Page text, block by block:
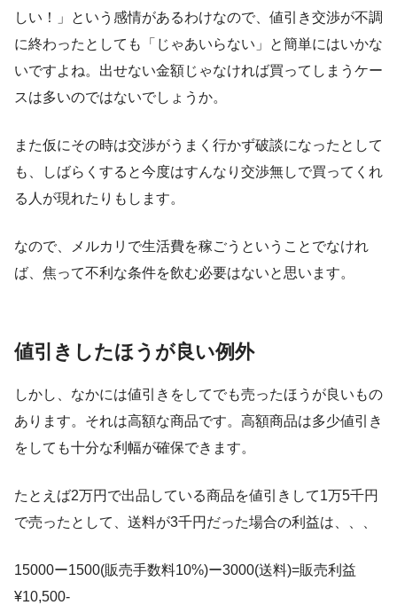
しい！」という感情があるわけなので、値引き交渉が不調
に終わったとしても「じゃあいらない」と簡単にはいかな
いですよね。出せない金額じゃなければ買ってしまうケー
スは多いのではないでしょうか。
また仮にその時は交渉がうまく行かず破談になったとして
も、しばらくすると今度はすんなり交渉無しで買ってくれ
る人が現れたりもします。
なので、メルカリで生活費を稼ごうということでなけれ
ば、焦って不利な条件を飲む必要はないと思います。
値引きしたほうが良い例外
しかし、なかには値引きをしてでも売ったほうが良いもの
あります。それは高額な商品です。高額商品は多少値引き
をしても十分な利幅が確保できます。
たとえば2万円で出品している商品を値引きして1万5千円
で売ったとして、送料が3千円だった場合の利益は、、、
15000ー1500(販売手数料10%)ー3000(送料)=販売利益
¥10,500-